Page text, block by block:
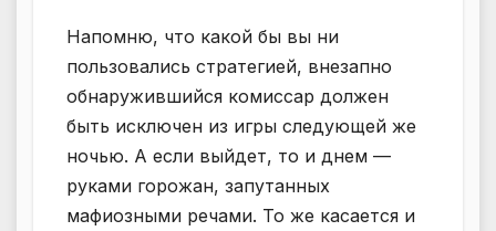
Напомню, что какой бы вы ни
пользовались стратегией, внезапно
обнаружившийся комиссар должен
быть исключен из игры следующей же
ночью. А если выйдет, то и днем —
руками горожан, запутанных
мафиозными речами. То же касается и